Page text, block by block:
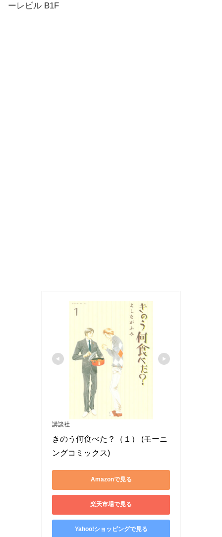
ーレビル B1F
講談社
きのう何食べた？（１） (モーニ
ングコミックス)
Amazonで見る
楽天市場で見る
Yahoo!ショッピングで見る